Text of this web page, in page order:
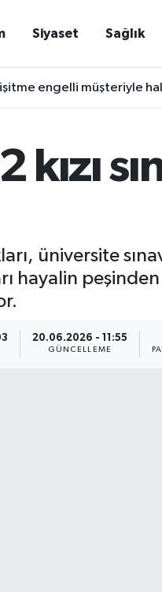
Siyaset Sağlık
engelli müşteriyle
kızı
üniversite
hayalin
20.06.2026 - 11:55
GÜNCELLEME